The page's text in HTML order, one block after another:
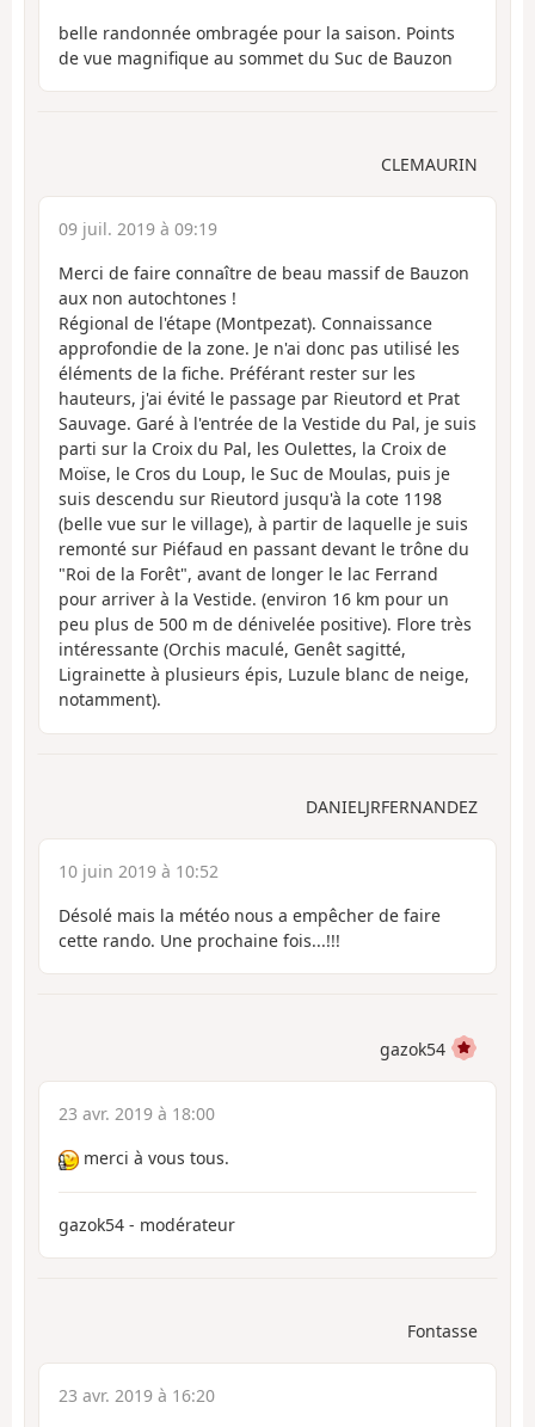
belle randonnée ombragée pour la saison. Points
de vue magnifique au sommet du Suc de Bauzon
CLEMAURIN
09 juil. 2019 à 09:19
Merci de faire connaître de beau massif de Bauzon
aux non autochtones !
Régional de l'étape (Montpezat). Connaissance
approfondie de la zone. Je n'ai donc pas utilisé les
éléments de la fiche. Préférant rester sur les
hauteurs, j'ai évité le passage par Rieutord et Prat
Sauvage. Garé à l'entrée de la Vestide du Pal, je suis
parti sur la Croix du Pal, les Oulettes, la Croix de
Moïse, le Cros du Loup, le Suc de Moulas, puis je
suis descendu sur Rieutord jusqu'à la cote 1198
(belle vue sur le village), à partir de laquelle je suis
remonté sur Piéfaud en passant devant le trône du
"Roi de la Forêt", avant de longer le lac Ferrand
pour arriver à la Vestide. (environ 16 km pour un
peu plus de 500 m de dénivelée positive). Flore très
intéressante (Orchis maculé, Genêt sagitté,
Ligrainette à plusieurs épis, Luzule blanc de neige,
notamment).
DANIELJRFERNANDEZ
10 juin 2019 à 10:52
Désolé mais la météo nous a empêcher de faire
cette rando. Une prochaine fois...!!!
gazok54
23 avr. 2019 à 18:00
merci à vous tous.
gazok54 - modérateur
Fontasse
23 avr. 2019 à 16:20